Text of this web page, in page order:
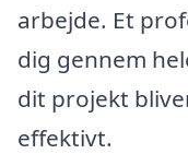
arbejde. Et
dig gennem
dit projekt
effektivt.